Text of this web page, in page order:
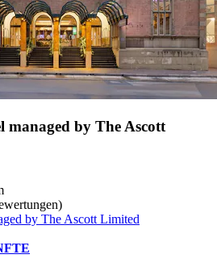
managed by The Ascott
by The Ascott Limited